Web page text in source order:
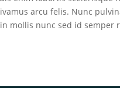
arcu felis. Nunc
mollis nunc sed id